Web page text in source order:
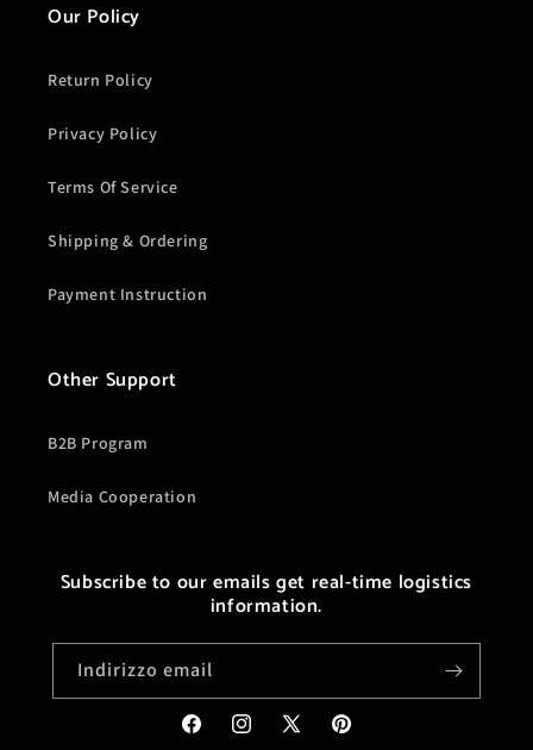
Our Policy
Return Policy
Privacy Policy
Terms Of Service
Shipping & Ordering
Payment Instruction
Other Support
B2B Program
Media Cooperation
Subscribe to our emails get real-time logistics
information.
Indirizzo email
FacebookInstagram
X Pinterest